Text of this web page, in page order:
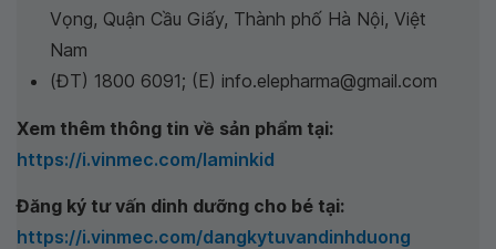
Vọng, Quận Cầu Giấy, Thành phố Hà Nội, Việt
Nam
(ĐT) 1800 6091; (E) info.elepharma@gmail.com
Xem thêm thông tin về sản phẩm tại:
https://i.vinmec.com/laminkid
Đăng ký tư vấn dinh dưỡng cho bé tại:
https://i.vinmec.com/dangkytuvandinhduong